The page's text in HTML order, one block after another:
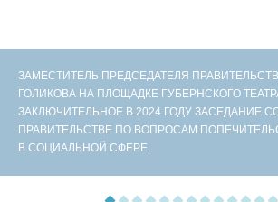
ЗАМЕСТИТЕЛЬ ПРЕДСЕДАТЕЛЯ
ГОЛИКОВА НА ПЛОЩАДКЕ ГУБЕРНСКОГО
ЗАКЛЮЧИТЕЛЬНОЕ В 2024 ГОДУ ЗАСЕДАНИЕ
ПРАВИТЕЛЬСТВЕ ПО ВОПРОСАМ
В СОЦИАЛЬНОЙ СФЕРЕ.